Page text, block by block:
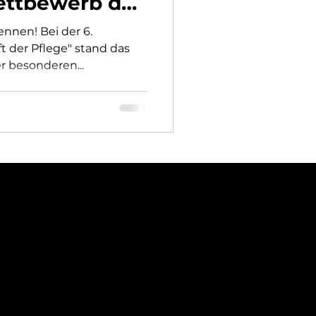
Bei der 6.
der Pflege" stand das
besonderen...